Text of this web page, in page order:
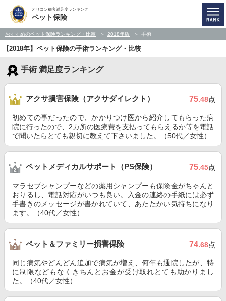
オリコン顧客満足度ランキング
ペット保険
おすすめのペット保険ランキング・比較 2018年版 手術
【2018年】ペット保険の手術ランキング・比較
手術 満足度ランキング
アクサ損害保険（アクサダイレクト） 75.48点
初めての事だったので、かかりつけ医から紹介してもらった病
院に行ったので、2カ所の医療費を支払ってもらえるか等を電話
で聞いたらとても親切に教えて下さいました。（50代／女性）
ペットメディカルサポート（PS保険） 75.45点
マラセブシャンプーなどの薬用シャンプーも保険金がちゃんと
おりるし、電話対応がいつも良い。入金の連絡の手紙には必ず
手書きのメッセージが書かれていて、あたたかい気持ちになり
ます。（40代／女性）
ペット＆ファミリー損害保険 74.68点
同じ病気やどんどん追加で病気が増え、何年も通院したが、特
に制限などもなくきちんとお金が受け取れとても助かりまし
た。（40代／女性）